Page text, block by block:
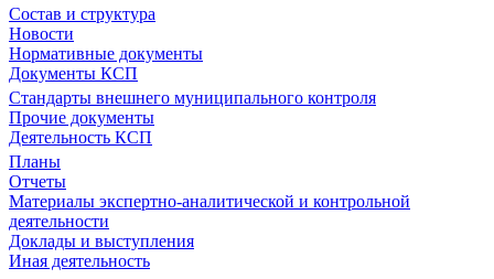
Состав и структура
Новости
Нормативные документы
Документы КСП
Стандарты внешнего муниципального контроля
Прочие документы
Деятельность КСП
Планы
Отчеты
Материалы экспертно-аналитической и контрольной
деятельности
Доклады и выступления
Иная деятельность